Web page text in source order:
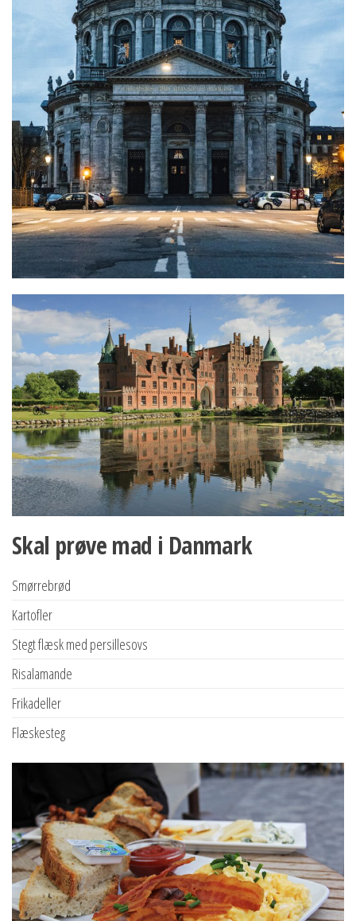
Skal prøve mad i Danmark
Smørrebrød
Kartofler
Stegt flæsk med persillesovs
Risalamande
Frikadeller
Flæskesteg